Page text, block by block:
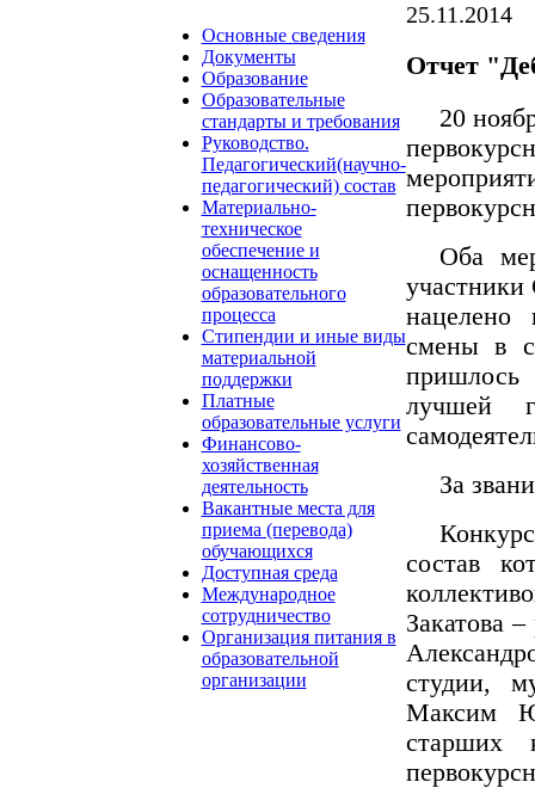
Основные сведения
Документы
Образование
Образовательные
стандарты и требования
Руководство.
Педагогический(научно-
педагогический) состав
Материально-
техническое
обеспечение и
оснащенность
образовательного
процесса
Стипендии и иные виды
материальной
поддержки
Платные
образовательные услуги
Финансово-
хозяйственная
деятельность
Вакантные места для
приема (перевода)
обучающихся
Доступная среда
Международное
сотрудничество
Организация питания в
образовательной
организации
25.11.2014
Отчет
20
Оба
участники
нацелено
смены в
пришлось
лучшей
За
состав
Закатова
студии,
Максим
старших